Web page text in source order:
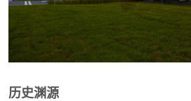
历史渊源